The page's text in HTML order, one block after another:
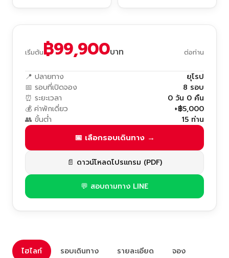
เริ่มต้น฿99,900บาท ต่อท่าน
📍 ปลายทาง
ยุโรป
📅 รอบที่เปิดจอง
8 รอบ
⏰ ระยะเวลา
0 วัน 0 คืน
💰 ค่าพักเดี่ยว
+฿5,000
👥 ขั้นต่ำ
15 ท่าน
📅 เลือกรอบเดินทาง →
📄 ดาวน์โหลดโปรแกรม (PDF)
💬 สอบถามทาง LINE
ไฮไลท์ รอบเดินทาง รายละเอียด จอง